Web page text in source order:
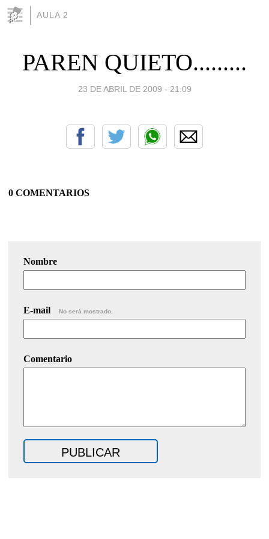
AULA 2
PAREN QUIETO.........
23 DE ABRIL DE 2009 - 21:09
0 COMENTARIOS
Nombre
E-mail No será mostrado.
Comentario